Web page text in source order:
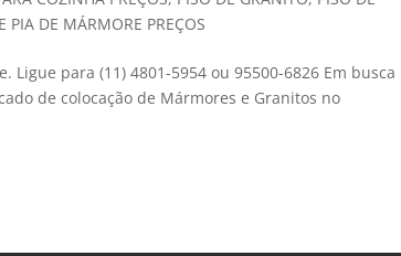
PIA DE MÁRMORE PREÇOS
para (11) 4801-5954 ou 95500-6826 Em busca
de colocação de Mármores e Granitos no